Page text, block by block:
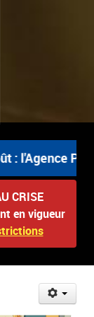
: l'Agence
CRISE
en vigueur